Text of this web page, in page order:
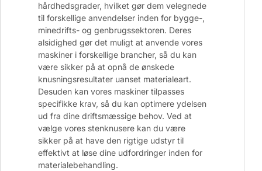
hårdhedsgrader, hvilket gør dem velegnede
til forskellige anvendelser inden for bygge-,
minedrifts- og genbrugssektoren. Deres
alsidighed gør det muligt at anvende vores
maskiner i forskellige brancher, så du kan
være sikker på at opnå de ønskede
knusningsresultater uanset materialeart.
Desuden kan vores maskiner tilpasses
specifikke krav, så du kan optimere ydelsen
ud fra dine driftsmæssige behov. Ved at
vælge vores stenknusere kan du være
sikker på at have den rigtige udstyr til
effektivt at løse dine udfordringer inden for
materialebehandling.